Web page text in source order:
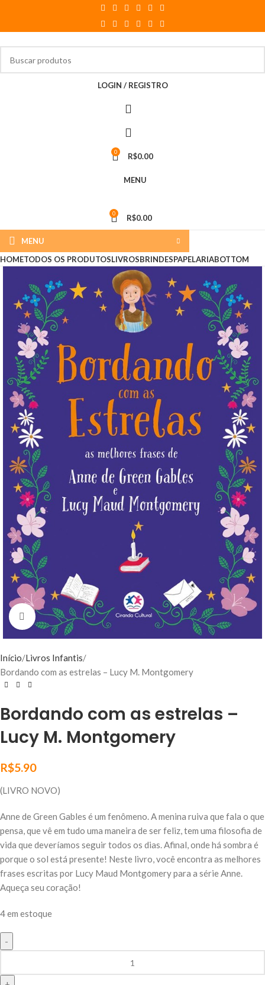
LOGIN / REGISTRO
0 R$0.00
MENU
0 R$0.00
MENU
HOMETODOS OS PRODUTOSLIVROSBRINDESPAPELARIABOTTOM
Click to enlarge
Início Livros Infantis
Bordando com as estrelas – Lucy M. Montgomery
Bordando com as estrelas –
Lucy M. Montgomery
R$5.90
(LIVRO NOVO)
Anne de Green Gables é um fenômeno. A menina ruiva que fala o que
pensa, que vê em tudo uma maneira de ser feliz, tem uma filosofia de
vida que deveríamos seguir todos os dias. Afinal, onde há sombra é
porque o sol está presente! Neste livro, você encontra as melhores
frases escritas por Lucy Maud Montgomery para a série Anne.
Aqueça seu coração!
4 em estoque